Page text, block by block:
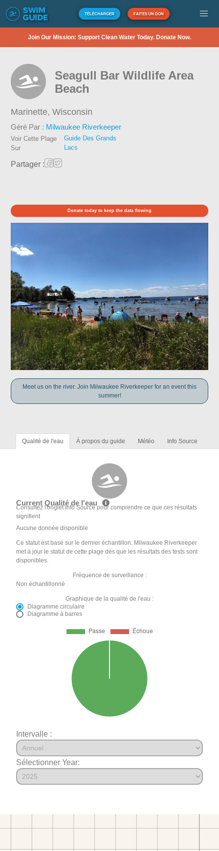
TÉLÉCHARGER FAITES UN DON
Join Our Mission: Support Clean Water Today. Donate Now.
Seagull Bar Wildlife Area
Beach
Marinette,Wisconsin
Géré Par : Milwaukee Riverkeeper
Voir Cette Plage
Sur
Guide Des Grands
Lacs
Partager :
Donate today to keep the data flowing
Meet us on the river. Join Milwaukee Riverkeeper for an event this
summer!
Qualité de l'eau À propos du guide Météo Info Source
Current Qualité de l'eau
Consultez l'onglet Info Source pour comprendre ce que ces résultats
signifient
Aucune donnée disponible
Ce statut est basé sur le dernier échantillon. Milwaukee Riverkeeper
met à jour le statut de cette plage dès que les résultats des tests sont
disponibles.
Fréquence de surveillance :
Non échantillonné
Graphique de la qualité de l'eau :
Diagramme circulaire
Diagramme à barres
Intervalle :
Sélectionner Year: